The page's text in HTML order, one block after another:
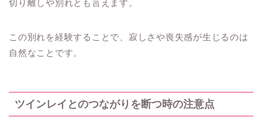
切り離しや別れとも言えます。
この別れを経験することで、寂しさや喪失感が生じるのは
自然なことです。
ツインレイとのつながりを断つ時の注意点